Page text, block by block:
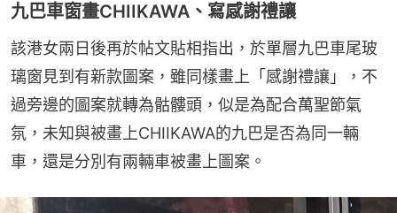
九巴車窗畫CHIIKAWA、寫感謝禮讓
該港女兩日後再於帖文貼相指出，於單層九巴車尾玻
璃窗見到有新款圖案，雖同樣畫上「感謝禮讓」，不
過旁邊的圖案就轉為骷髏頭，似是為配合萬聖節氣
氛，未知與被畫上CHIIKAWA的九巴是否為同一輛
車，還是分別有兩輛車被畫上圖案。